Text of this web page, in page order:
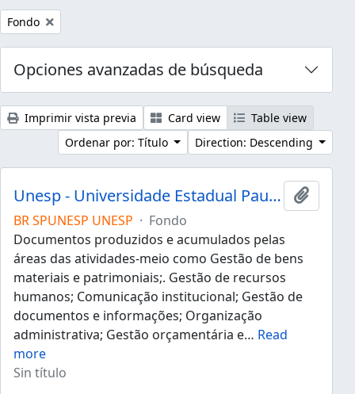
Remove filter:
Fondo
Opciones avanzadas de búsqueda
Imprimir vista previa Card view
Table view
Ordenar por: Título
Direction: Descending
Unesp - Universidade Estadual Paulista "Júlio de Mesquita Filho"
Añadir
BR SPUNESP UNESP · Fondo
Documentos produzidos e acumulados pelas
áreas das atividades-meio como Gestão de bens
materiais e patrimoniais;. Gestão de recursos
humanos; Comunicação institucional; Gestão de
documentos e informações; Organização
administrativa; Gestão orçamentária e… Read
more
Sin título